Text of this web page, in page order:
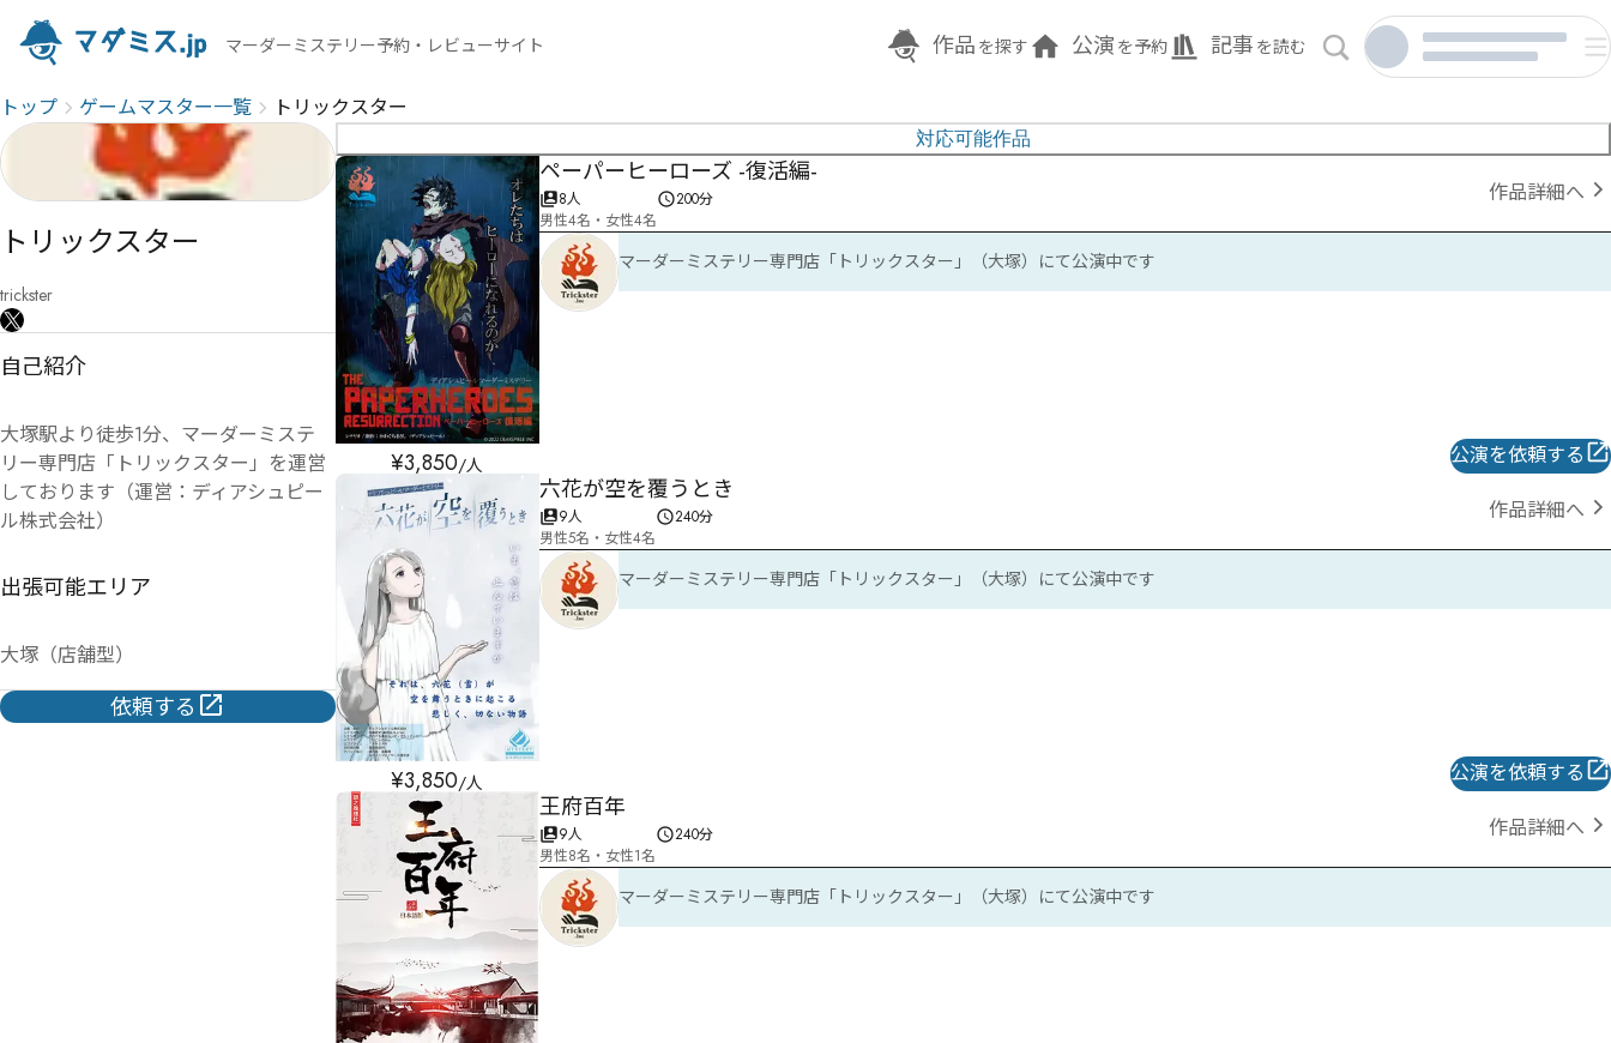
マーダーミステリー予約・レビューサイト 作品 を探す 公演 を予約 記事 を読む
トップ ゲームマスター一覧 トリックスター
トリックスター
trickster
自己紹介
大塚駅より徒歩1分、マーダーミステ
リー専門店「トリックスター」を運営
しております（運営：ディアシュピー
ル株式会社）
出張可能エリア
大塚（店舗型）
依頼する
対応可能作品
¥3,850/人
ペーパーヒーローズ -復活編-
8人
男性4名・女性4名
200分 作品詳細へ
マーダーミステリー専門店「トリックスター」（大塚）にて公演中です
公演を依頼する
¥3,850/人
六花が空を覆うとき
9人
男性5名・女性4名
240分 作品詳細へ
マーダーミステリー専門店「トリックスター」（大塚）にて公演中です
公演を依頼する
王府百年
9人
男性8名・女性1名
240分 作品詳細へ
マーダーミステリー専門店「トリックスター」（大塚）にて公演中です